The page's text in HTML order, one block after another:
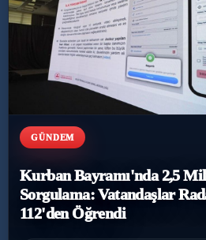
Spor
Ekonomi
Dünya
Magazin
GÜNDEM
Kurban Bayramı'nda 2,5
Sorgulama: Vatandaşlar
112'den Öğrendi